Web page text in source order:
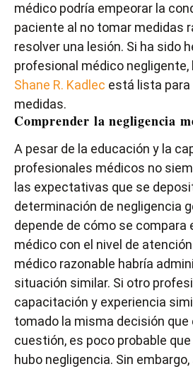
médico podría empeorar la
paciente al no tomar medidas
resolver una lesión. Si ha sido
profesional médico negligente,
Shane R. Kadlec está lista
medidas.
Comprender la negligencia
A pesar de la educación y la
profesionales médicos no
las expectativas que se
determinación de negligencia
depende de cómo se compara
médico con el nivel de
médico razonable habría
situación similar. Si otro
capacitación y experiencia
tomado la misma decisión que
cuestión, es poco probable
hubo negligencia. Sin